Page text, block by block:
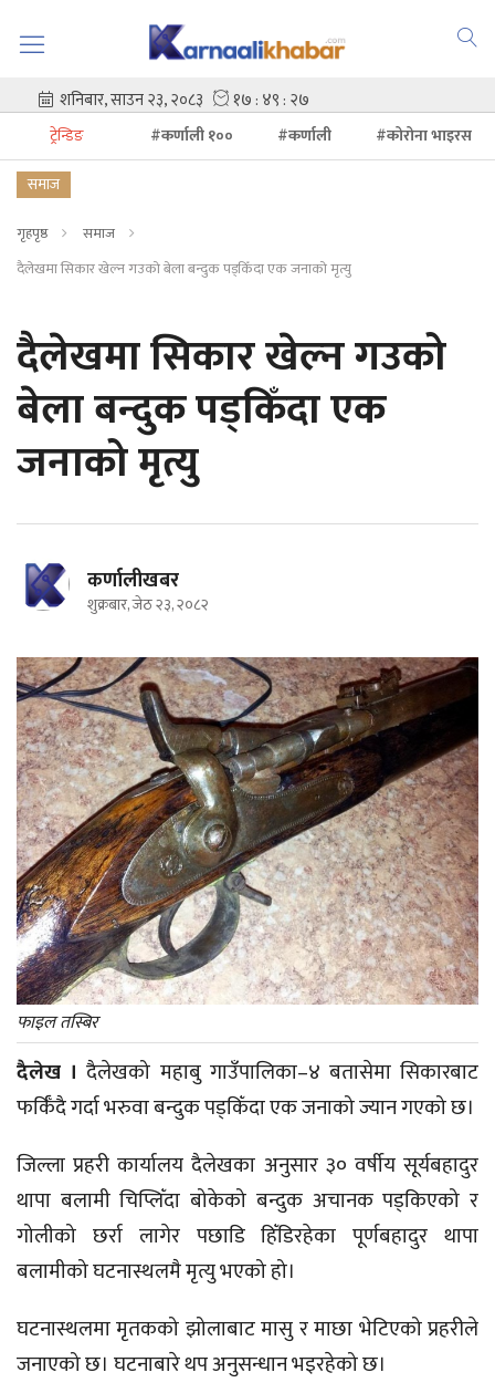
ट्रेन्डिङ #कर्णाली १०० #कर्णाली
#कोरोना भाइरस
समाज
गृहपृष्ठ
समाज
दैलेखमा सिकार खेल्न गउको बेला बन्दुक पड्किँदा एक जनाको मृत्यु
दैलेखमा सिकार खेल्न गउको
बेला बन्दुक पड्किँदा एक
जनाको मृत्यु
कर्णालीखबर
शुक्रबार, जेठ २३, २०८२
फाइल तस्बिर
दैलेख । दैलेखको महाबु गाउँपालिका–४ बतासेमा सिकारबाट
फर्किँदै गर्दा भरुवा बन्दुक पड्किँदा एक जनाको ज्यान गएको छ।
जिल्ला प्रहरी कार्यालय दैलेखका अनुसार ३० वर्षीय सूर्यबहादुर
थापा बलामी चिप्लिँदा बोकेको बन्दुक अचानक पड्किएको र
गोलीको छर्रा लागेर पछाडि हिँडिरहेका पूर्णबहादुर थापा
बलामीको घटनास्थलमै मृत्यु भएको हो।
घटनास्थलमा मृतकको झोलाबाट मासु र माछा भेटिएको प्रहरीले
जनाएको छ। घटनाबारे थप अनुसन्धान भइरहेको छ।